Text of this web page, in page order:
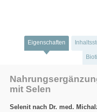
Eigenschaften
mit Selen
Selenit nach Dr. med.